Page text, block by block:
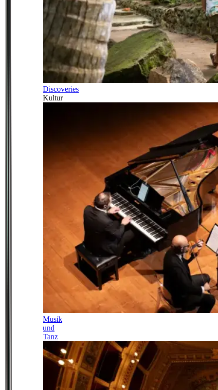
Discoveries
Kultur
Musik
und
Tanz